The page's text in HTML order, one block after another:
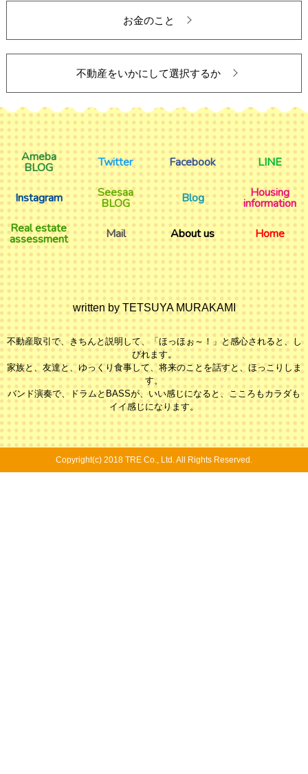
お金のこと
不動産をいかにして選択するか
Ameba
BLOG Twitter Facebook LINE
Instagram Seesaa
BLOG Blog Housing
information
Real estate
assessment Mail About us Home
written by TETSUYA MURAKAMI
不動産取引で、きちんと説明して、「ほっほぉ～！」と感心されると、し
びれます。
家族と、友達と、ゆっくり食事して、将来のことを話すと、ほっこりしま
す。
バンド演奏で、ドラムとBASSが、いい感じになると、こころもカラダも
イイ感じになります。
Copyright(c) 2018 TRE Co., Ltd. All Rights Reserved.